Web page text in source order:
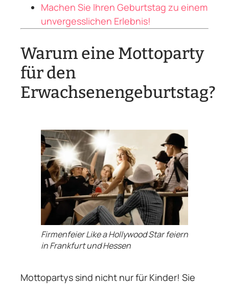
Machen Sie Ihren Geburtstag zu einem
unvergesslichen Erlebnis!
Warum eine Mottoparty
für den
Erwachsenengeburtstag?
Firmenfeier Like a Hollywood Star feiern
in Frankfurt und Hessen
Mottopartys sind nicht nur für Kinder! Sie